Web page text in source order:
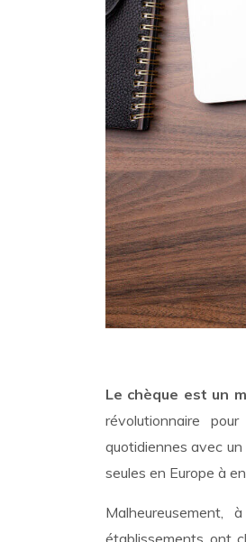
Le chèque est un
révolutionnaire
quotidiennes avec
seules en Europe à
établissements ont